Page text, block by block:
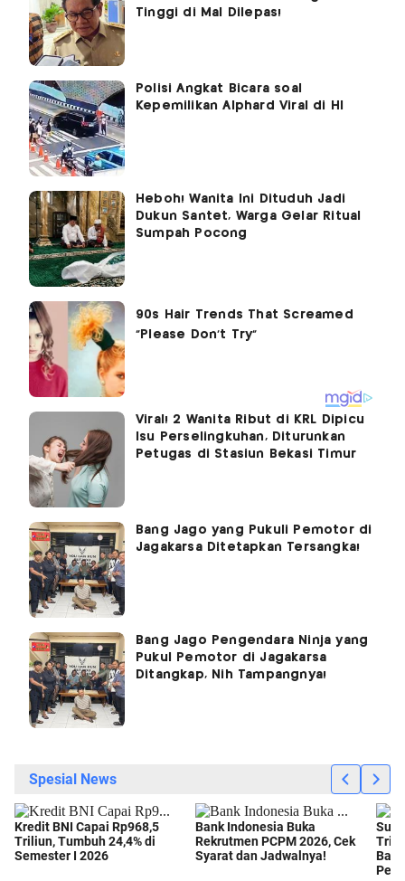
Tinggi di Mal Dilepas!
Polisi Angkat Bicara soal
Kepemilikan Alphard Viral di HI
Heboh! Wanita Ini Dituduh Jadi
Dukun Santet, Warga Gelar Ritual
Sumpah Pocong
Viral! 2 Wanita Ribut di KRL Dipicu
Isu Perselingkuhan, Diturunkan
Petugas di Stasiun Bekasi Timur
Bang Jago yang Pukuli Pemotor di
Jagakarsa Ditetapkan Tersangka!
Bang Jago Pengendara Ninja yang
Pukul Pemotor di Jagakarsa
Ditangkap, Nih Tampangnya!